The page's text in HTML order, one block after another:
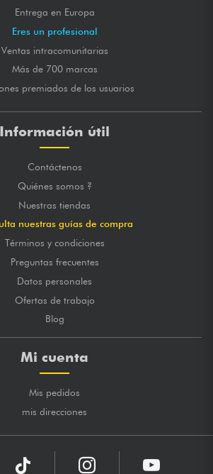
Entrega en Europa
Eres un profesional
Ventas intracomunitarias
Más de 700 marcas
premiados de los usuarios
Información útil
Contáctenos
Quiénes somos ?
Nuestras tiendas
nuestras guías de compra
Términos y condiciones
Preguntas frecuentes
Datos personales
Ofertas de trabajo
Blog
Mi cuenta
Mis pedidos
mis direcciones